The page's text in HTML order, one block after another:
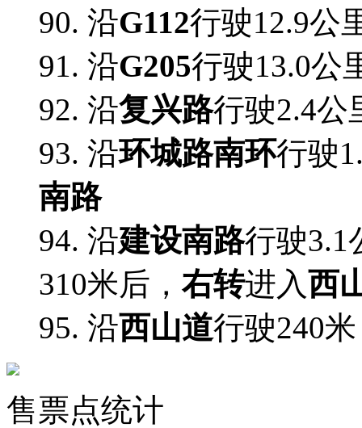
90. 沿G112行驶12.9公
91. 沿G205行驶13.0公
92. 沿复兴路行驶2.4公
93. 沿环城路南环行驶
南路
94. 沿建设南路行驶3.1
310米后， 右转进入西
95. 沿西山道行驶240
售票点统计